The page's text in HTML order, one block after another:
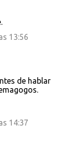
13:56
de hablar
14:37